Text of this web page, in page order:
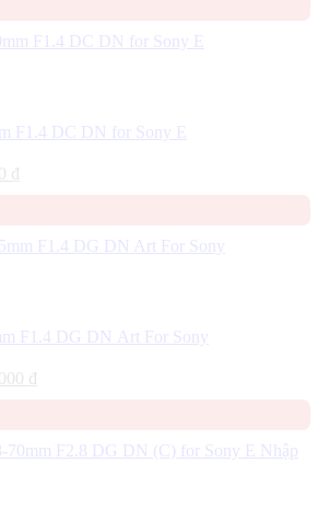
F1.4 DC DN for Sony E
₫
7.290.000 ₫.
F1.4 DG DN Art For Sony
₫
20.500.000 ₫.